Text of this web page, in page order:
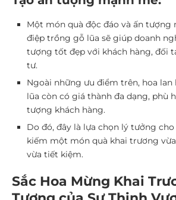
Một món quà độc đáo và ấn tượng
điệp trồng gỗ lũa sẽ giúp doanh
tượng tốt đẹp với khách hàng, đối
tư.
Ngoài những ưu điểm trên, hoa
lũa còn có giá thành đa dạng, phù
tượng khách hàng.
Do đó, đây là lựa chọn lý tưởng
kiếm một món quà khai trương
vừa tiết kiệm.
Sắc Hoa Mừng Khai